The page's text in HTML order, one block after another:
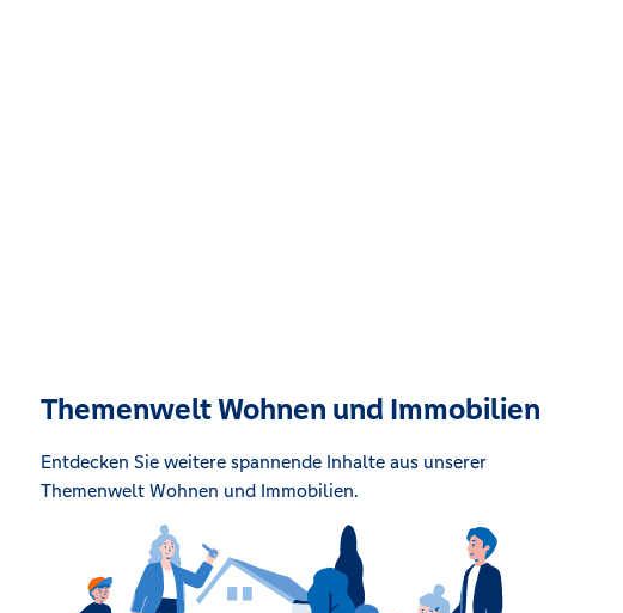
Themenwelt Wohnen und Immobilien
Entdecken Sie weitere spannende Inhalte aus unserer
Themenwelt Wohnen und Immobilien.